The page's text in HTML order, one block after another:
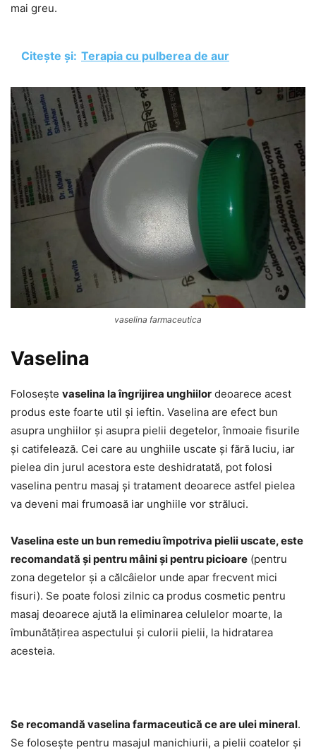
mai greu.
Citește și: Terapia cu pulberea de aur
vaselina farmaceutica
Vaselina
Folosește vaselina la îngrijirea unghiilor deoarece acest
produs este foarte util și ieftin. Vaselina are efect bun
asupra unghiilor și asupra pielii degetelor, înmoaie fisurile
și catifelează. Cei care au unghiile uscate și fără luciu, iar
pielea din jurul acestora este deshidratată, pot folosi
vaselina pentru masaj și tratament deoarece astfel pielea
va deveni mai frumoasă iar unghiile vor străluci.
Vaselina este un bun remediu împotriva pielii uscate, este
recomandată și pentru mâini și pentru picioare (pentru
zona degetelor și a călcâielor unde apar frecvent mici
fisuri). Se poate folosi zilnic ca produs cosmetic pentru
masaj deoarece ajută la eliminarea celulelor moarte, la
îmbunătățirea aspectului și culorii pielii, la hidratarea
acesteia.
Se recomandă vaselina farmaceutică ce are ulei mineral.
Se folosește pentru masajul manichiurii, a pielii coatelor și